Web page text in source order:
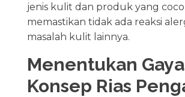
jenis kulit dan produk yang
memastikan tidak ada reaksi
masalah kulit lainnya.
Menentukan
Konsep Rias